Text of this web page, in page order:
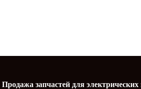
Продажа запчастей для